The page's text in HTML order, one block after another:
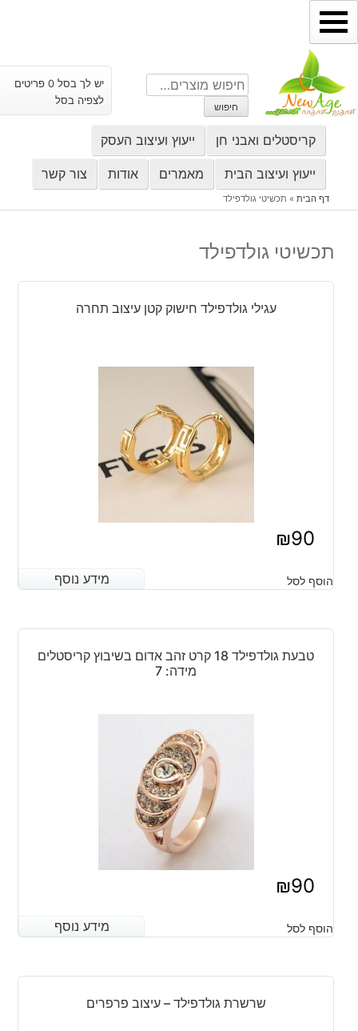
דילוג
לתוכן
חיפוש
עבור:
חיפוש
יש לך בסל 0 פריטים
לצפיה בסל
קריסטלים ואבני חן ייעוץ ועיצוב העסק
ייעוץ ועיצוב הבית מאמרים אודות צור קשר
דף הבית» תכשיטי גולדפילד
תכשיטי גולדפילד
עגילי גולדפילד חישוק קטן עיצוב תחרה
₪90
מידע נוסף הוסף לסל מידע נוסף
טבעת גולדפילד 18 קרט זהב אדום בשיבוץ קריסטלים
מידה: 7
₪90
מידע נוסף הוסף לסל מידע נוסף
שרשרת גולדפילד – עיצוב פרפרים